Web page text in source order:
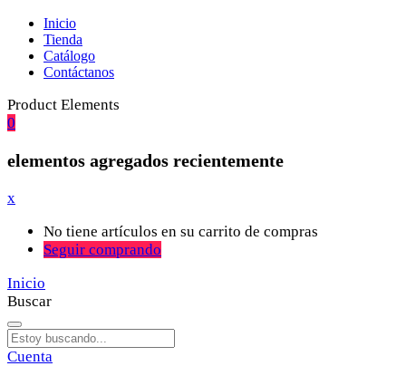
Inicio
Tienda
Catálogo
Contáctanos
Product Elements
0
elementos agregados recientemente
x
No tiene artículos en su carrito de compras
Seguir comprando
Inicio
Buscar
Cuenta